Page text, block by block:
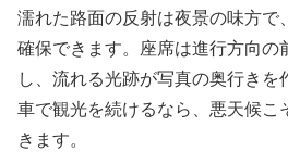
濡れた路面の反射は夜景の味方で
確保できます。座席は進行方向の
し、流れる光跡が写真の奥行きを
車で観光を続けるなら、悪天候こ
きます。